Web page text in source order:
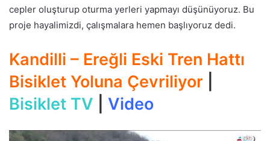
cepler oluşturup oturma yerleri yapmayı düşünüyoruz. Bu
proje hayalimizdi, çalışmalara hemen başlıyoruz dedi.
Kandilli – Ereğli Eski Tren Hattı
Bisiklet Yoluna Çevriliyor
Bisiklet TV
Video